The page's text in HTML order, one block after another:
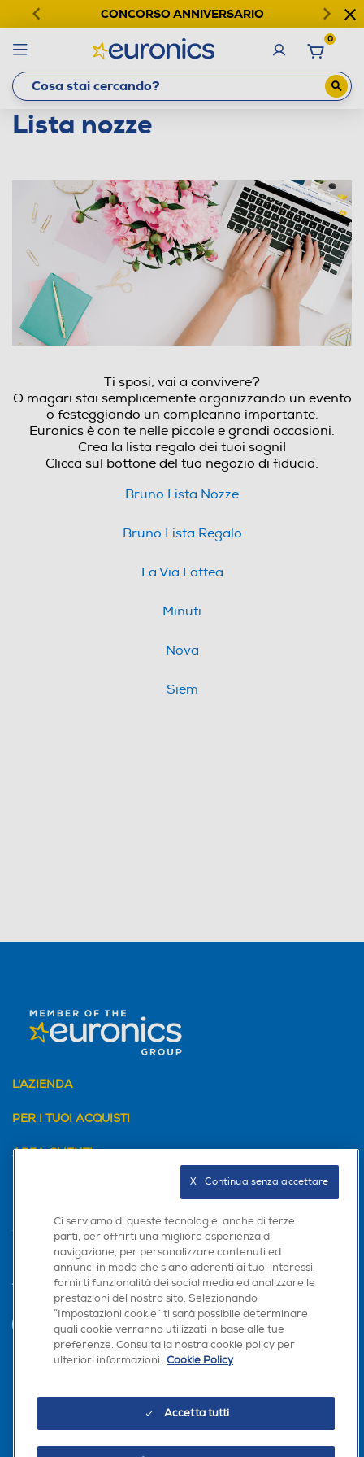
CONCORSO ANNIVERSARIO
0
Lista nozze
Ti sposi, vai a convivere?
O magari stai semplicemente organizzando un evento
o festeggiando un compleanno importante.
Euronics è con te nelle piccole e grandi occasioni.
Crea la lista regalo dei tuoi sogni!
Clicca sul bottone del tuo negozio di fiducia.
Bruno Lista Nozze
Bruno Lista Regalo
La Via Lattea
Minuti
Nova
Siem
L'AZIENDA
PER I TUOI ACQUISTI
AREA CLIENTI
Trova negozio
Ci serviamo di queste tecnologie, anche di terze
parti, per offrirti una migliore esperienza di
navigazione, per personalizzare contenuti ed
annunci in modo che siano aderenti ai tuoi interessi,
fornirti funzionalità dei social media ed analizzare le
prestazioni del nostro sito. Selezionando
“Impostazioni cookie” ti sarà possibile determinare
quali cookie verranno utilizzati in base alle tue
preferenze. Consulta la nostra cookie policy per
ulteriori informazioni. Cookie Policy
Accetta tutti
X   Continua senza accettare